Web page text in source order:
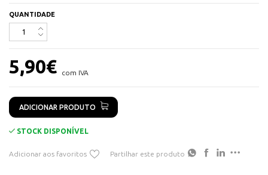
Grau de proteção (IP): IP44
Sistema de conexão: Terminal aparafusado
Ângulo: Reto
Material: Plástico
Contatos de tratamento de superfície: Não tratado
QUANTIDADE
5,90€ com IVA
ADICIONAR PRODUTO
STOCK DISPONÍVEL
Adicionar aos favoritos Partilhar este produto